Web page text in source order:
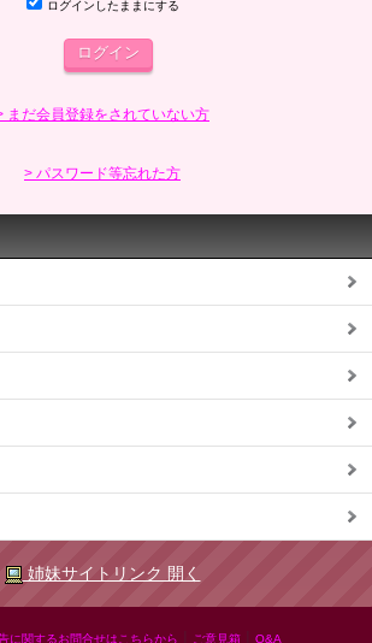
ログインしたままにする
まだ会員登録をされていない方
> パスワード等忘れた方
姉妹サイトリンク 開く
に関するお問合せはこちらから ご意見箱 Q&A